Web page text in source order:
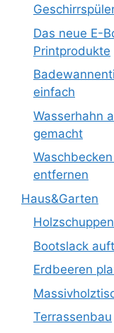
Das neue E-
Printprodukte
einfach
Wasserhahn
gemacht
entfernen
Haus&Garten
Bootslack
Erdbeeren
Terrassenbau